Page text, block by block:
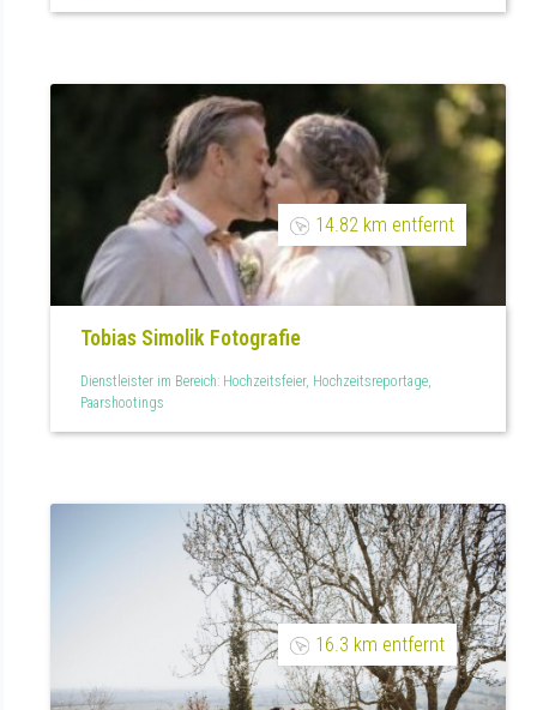
14.82 km entfernt
Tobias Simolik Fotografie
Dienstleister im Bereich: Hochzeitsfeier, Hochzeitsreportage,
Paarshootings
16.3 km entfernt